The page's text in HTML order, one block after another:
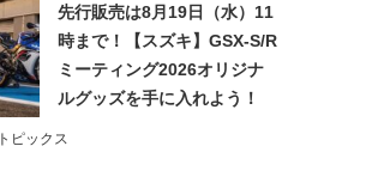
先行販売は8月19日（水）11
時まで！【スズキ】GSX-S/R
ミーティング2026オリジナ
ルグッズを手に入れよう！
トピックス